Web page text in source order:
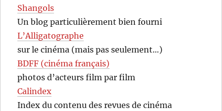
Shangols
Un blog particulièrement bien fourni
L’Alligatographe
sur le cinéma (mais pas seulement…)
BDFF (cinéma français)
photos d’acteurs film par film
Calindex
Index du contenu des revues de cinéma